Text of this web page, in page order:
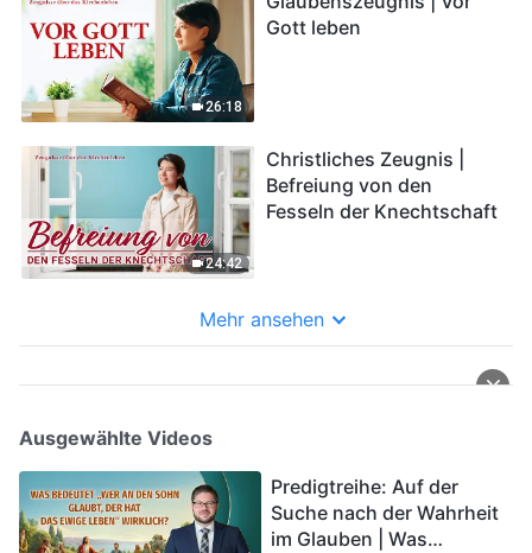
26:18
Gott leben
24:42
Christliches Zeugnis |
Befreiung von den
Fesseln der Knechtschaft
Mehr ansehen
Ausgewählte Videos
Predigtreihe: Auf der
Suche nach der Wahrheit
im Glauben | Was